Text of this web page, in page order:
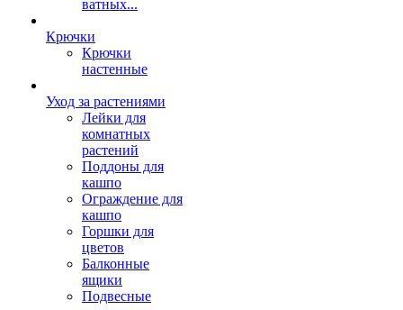
ватных...
Крючки
Крючки
настенные
Уход за растениями
Лейки для
комнатных
растений
Поддоны для
кашпо
Ограждение для
кашпо
Горшки для
цветов
Балконные
ящики
Подвесные